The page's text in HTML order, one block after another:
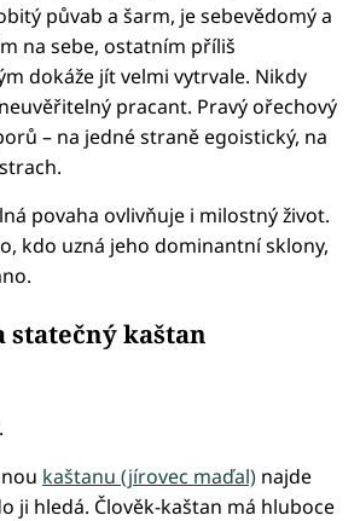
půvab a šarm, je sebevědomý a
na sebe, ostatním příliš
dokáže jít velmi vytrvale. Nikdy
pracant. Pravý ořechový
– na jedné straně egoistický, na
povaha ovlivňuje i milostný život.
kdo uzná jeho dominantní sklony,
statečný kaštan
kaštanu (jírovec maďal) najde
ji hledá. Člověk-kaštan má hluboce